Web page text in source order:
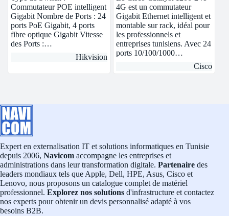
Commutateur POE intelligent
Gigabit Nombre de Ports : 24
ports PoE Gigabit, 4 ports
fibre optique Gigabit Vitesse
des Ports :…
Hikvision
4G est un commutateur
Gigabit Ethernet intelligent et
montable sur rack, idéal pour
les professionnels et
entreprises tunisiens. Avec 24
ports 10/100/1000…
Cisco
Expert en externalisation IT et solutions informatiques en Tunisie
depuis 2006, Navicom accompagne les entreprises et
administrations dans leur transformation digitale. Partenaire des
leaders mondiaux tels que Apple, Dell, HPE, Asus, Cisco et
Lenovo, nous proposons un catalogue complet de matériel
professionnel. Explorez nos solutions d'infrastructure et contactez
nos experts pour obtenir un devis personnalisé adapté à vos
besoins B2B.